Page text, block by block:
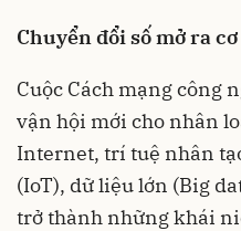
Chuyển đổi số mở ra
Cuộc Cách mạng công
vận hội mới cho nhân
Internet, trí tuệ nhân
(IoT), dữ liệu lớn (Big
trở thành những khái